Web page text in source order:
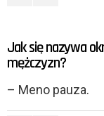
Jak się nazywa
mężczyzn?
– Meno pauza.